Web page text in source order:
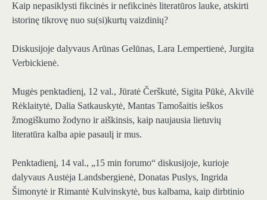
Kaip nepasiklysti fikcinės ir nefikcinės literatūros lauke, atskirti
istorinę tikrovę nuo su(si)kurtų vaizdinių?
Diskusijoje dalyvaus Arūnas Gelūnas, Lara Lempertienė, Jurgita
Verbickienė.
Mugės penktadienį, 12 val., Jūratė Čerškutė, Sigita Pūkė, Akvilė
Rėklaitytė, Dalia Satkauskytė, Mantas Tamošaitis ieškos
žmogiškumo žodyno ir aiškinsis, kaip naujausia lietuvių
literatūra kalba apie pasaulį ir mus.
Penktadienį, 14 val., „15 min forumo“ diskusijoje, kurioje
dalyvaus Austėja Landsbergienė, Donatas Puslys, Ingrida
Šimonytė ir Rimantė Kulvinskytė, bus kalbama, kaip dirbtinio